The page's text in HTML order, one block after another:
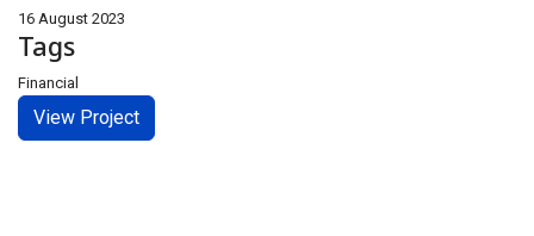
16 August 2023
Tags
Financial
View Project